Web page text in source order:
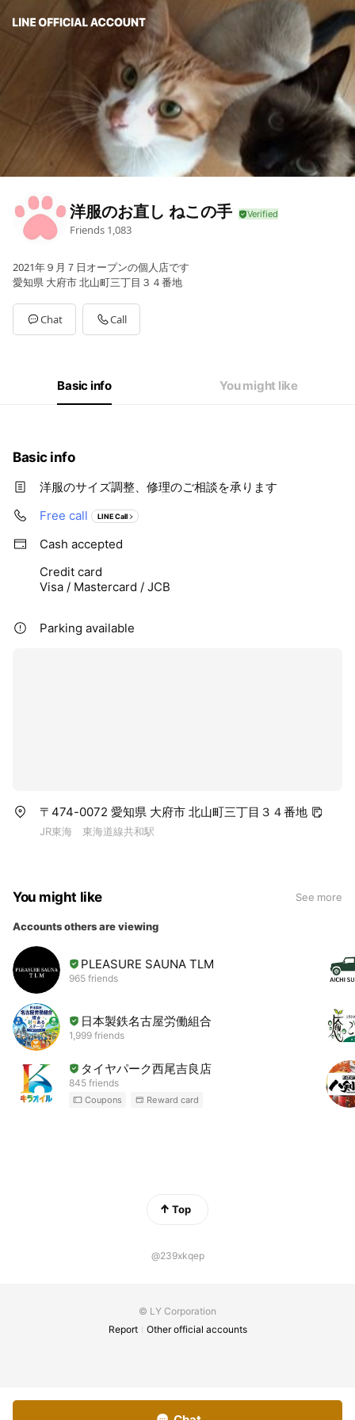
洋服のお直し ねこの手
Friends 1,083
2021年９月７日オープンの個人店です
愛知県 大府市 北山町三丁目３４番地
Chat Call
Basic info You might like
Basic info
洋服のサイズ調整、修理のご相談を承ります
Free call
LINE Call
Cash accepted
Credit card
Visa / Mastercard / JCB
Parking available
〒474-0072 愛知県 大府市 北山町三丁目３４番地
JR東海 東海道線共和駅
You might like See more
Accounts others are viewing
PLEASURE SAUNA TLM
965 friends
日本製鉄名古屋労働組合
1,999 friends
タイヤパーク西尾吉良店
845 friends
Coupons Reward card
Top
@239xkqep
© LY Corporation
Report
Other official accounts